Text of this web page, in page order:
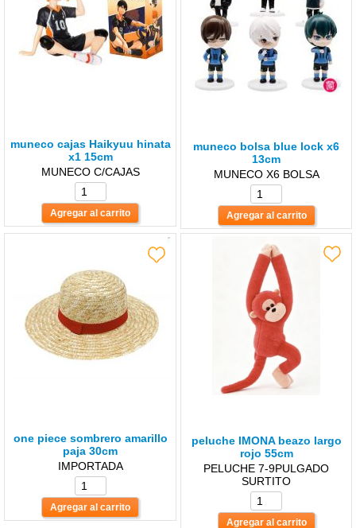
muneco cajas Haikyuu hinata
x1 15cm
MUNECO C/CAJAS
muneco bolsa blue lock x6
13cm
MUNECO X6 BOLSA
one piece sombrero amarillo
paja 30cm
IMPORTADA
peluche lMONA beazo largo
rojo 55cm
PELUCHE 7-9PULGADO
SURTITO